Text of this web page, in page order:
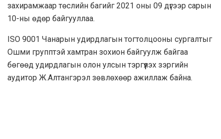
захирамжаар төслийн багийг 2021 оны 09 дүгээр сарын
10-ны өдөр байгууллаа.
ISO 9001 Чанарын удирдлагын тогтолцооны сургалтыг
Ошми групптэй хамтран зохион байгуулж байгаа
бөгөөд удирдлагын олон улсын тэргүүлэх зэргийн
аудитор Ж.Алтангэрэл зөвлөхөөр ажиллаж байна.